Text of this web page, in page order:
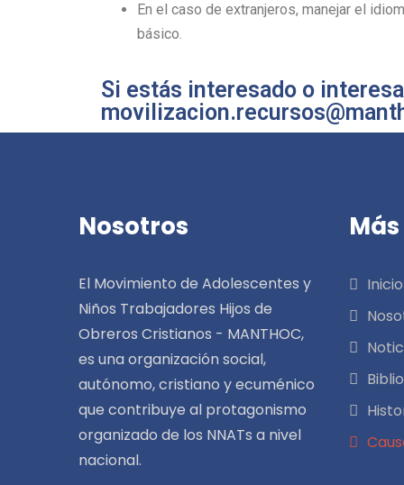
En el caso de extranjeros, manejar el
básico.
Si estás interesado o
Nosotros
El Movimiento de Adolescentes y
Niños Trabajadores Hijos de
Obreros Cristianos - MANTHOC,
es una organización social,
autónomo, cristiano y ecuménico
que contribuye al protagonismo
organizado de los NNATs a nivel
nacional.
Inicio